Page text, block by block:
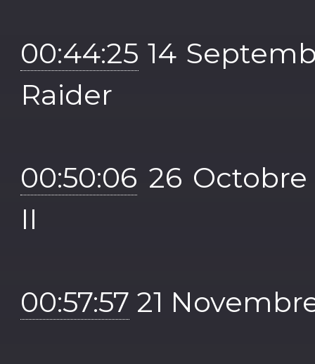
00:44:25 14
Raider
00:50:06 26
II
00:57:57 21